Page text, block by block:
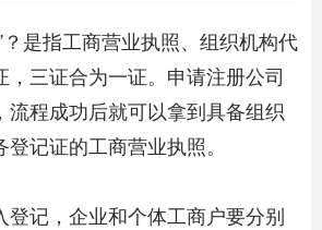
？是指工商营业执照、组织机构代
，三证合为一证。申请注册公司
流程成功后就可以拿到具备组织
记证的工商营业执照。
登记，企业和个体工商户要分别